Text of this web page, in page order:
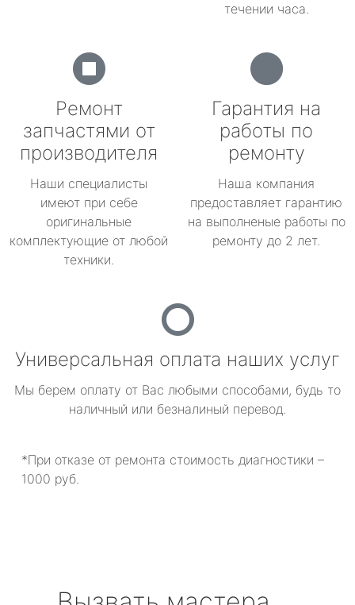
течении часа.
Ремонт
запчастями от
производителя
Наши специалисты
имеют при себе
оригинальные
комплектующие от любой
техники.
Гарантия на
работы по
ремонту
Наша компания
предоставляет гарантию
на выполненые работы по
ремонту до 2 лет.
Универсальная оплата наших услуг
Мы берем оплату от Вас любыми способами, будь то
наличный или безналиный перевод.
*При отказе от ремонта стоимость диагностики –
1000 руб.